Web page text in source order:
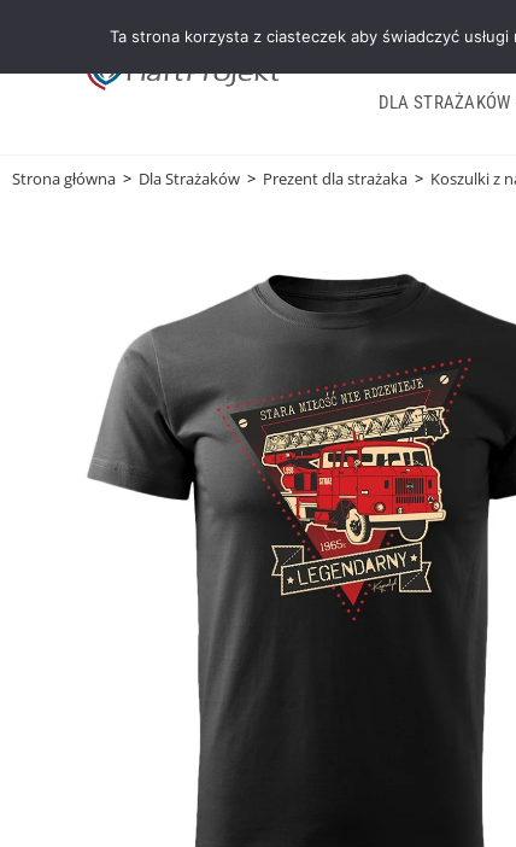
DLA STRAŻAKÓW
Strona główna > Dla Strażaków > Prezent dla strażaka > Koszulki z
Ta strona korzysta z ciasteczek aby świadczyć